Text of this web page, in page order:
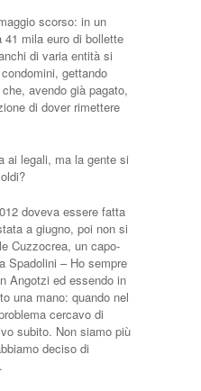
scorso: in un
mila euro di bollette
di varia entità si
gettando
avendo già pagato,
di dover rimettere
ai legali, ma la gente si
doveva essere fatta
a giugno, poi non si
Cuzzocrea, un capo-
Spadolini – Ho sempre
Angotzi ed essendo in
una mano: quando nel
cercavo di
subito. Non siamo più
deciso di